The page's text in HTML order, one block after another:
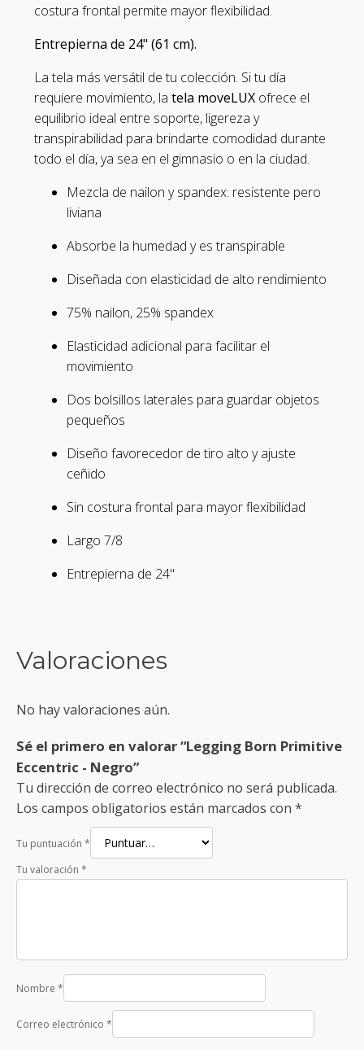
costura frontal permite mayor flexibilidad.
Entrepierna de 24" (61 cm).
La tela más versátil de tu colección. Si tu día
requiere movimiento, latela moveLUX ofrece el
equilibrio ideal entre soporte, ligereza y
transpirabilidad para brindarte comodidad durante
todo el día, ya sea en el gimnasio o en la ciudad.
Mezcla de nailon y spandex: resistente pero
liviana
Absorbe la humedad y es transpirable
Diseñada con elasticidad de alto rendimiento
75% nailon, 25% spandex
Elasticidad adicional para facilitar el
movimiento
Dos bolsillos laterales para guardar objetos
pequeños
Diseño favorecedor de tiro alto y ajuste
ceñido
Sin costura frontal para mayor flexibilidad
Largo 7/8
Entrepierna de 24"
Valoraciones
No hay valoraciones aún.
Sé el primero en valorar “Legging Born Primitive
Eccentric - Negro”
Tu dirección de correo electrónico no será publicada.
Los campos obligatorios están marcados con *
Tu puntuación *
Tu valoración *
Nombre *
Correo electrónico *